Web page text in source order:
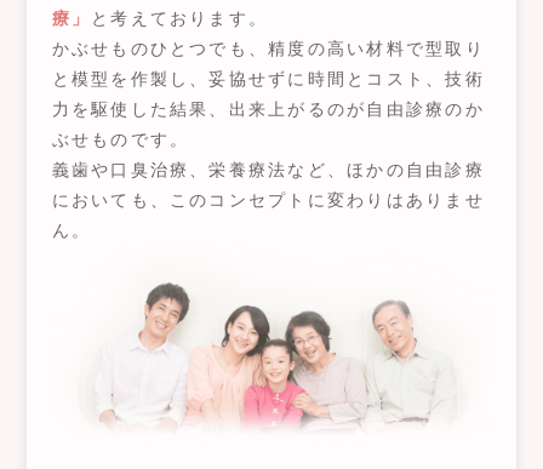
療」 と考えております。
かぶせものひとつでも、精度の高い材料で型取り
と模型を作製し、妥協せずに時間とコスト、技術
力を駆使した結果、出来上がるのが自由診療のか
ぶせものです。
義歯や口臭治療、栄養療法など、ほかの自由診療
においても、このコンセプトに変わりはありませ
ん。